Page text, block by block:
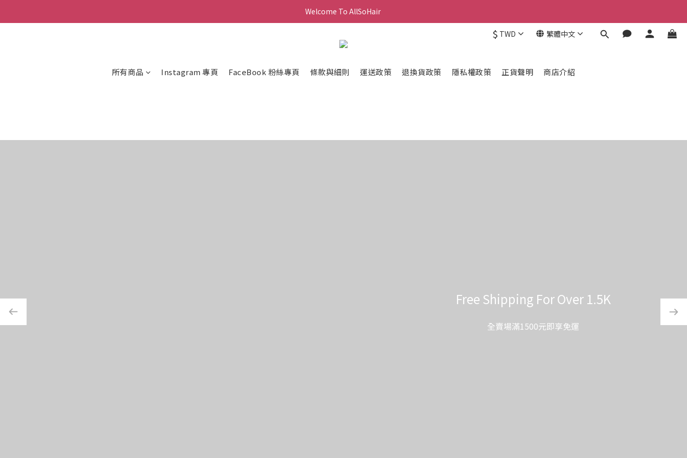
Welcome To AllSoHair
$ TWD 繁體中文
所有商品 Instagram 專頁 FaceBook 粉絲專頁 條款與細則 運送政策 退換貨政策 隱私權政策 正貨聲明 商店介紹
Free Shipping For Over 1.5K
指定品牌不定期會有滿額贈品
Designated brands will have free gifts from time to time